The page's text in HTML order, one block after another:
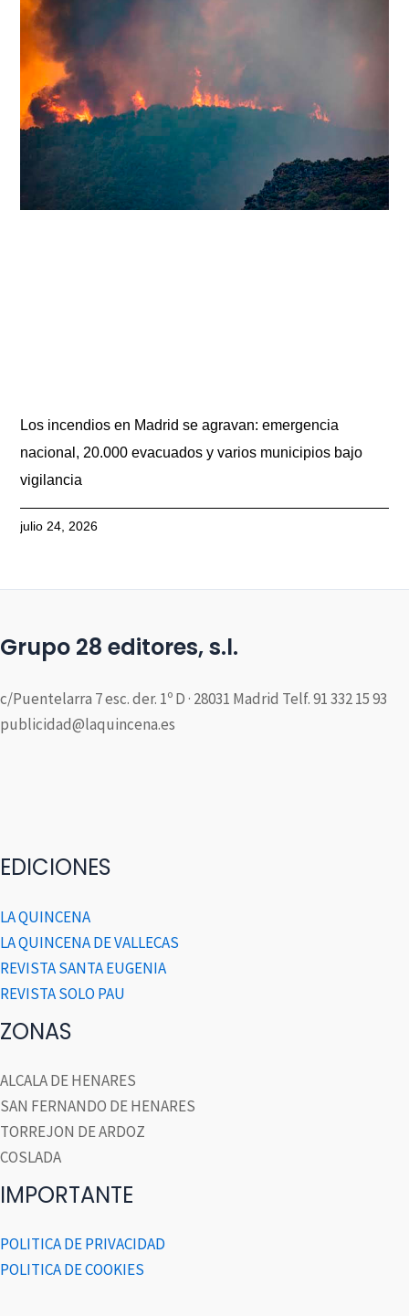
Los incendios en Madrid se agravan: emergencia
nacional, 20.000 evacuados y varios municipios bajo
vigilancia
julio 24, 2026
Grupo 28 editores, s.l.
c/Puentelarra 7 esc. der. 1º D · 28031 Madrid Telf. 91 332 15 93
publicidad@laquincena.es
EDICIONES
LA QUINCENA
LA QUINCENA DE VALLECAS
REVISTA SANTA EUGENIA
REVISTA SOLO PAU
ZONAS
ALCALA DE HENARES
SAN FERNANDO DE HENARES
TORREJON DE ARDOZ
COSLADA
IMPORTANTE
POLITICA DE PRIVACIDAD
POLITICA DE COOKIES